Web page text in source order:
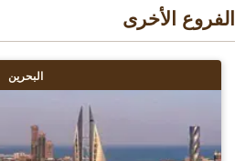
الفروع الأخرى
البحرين